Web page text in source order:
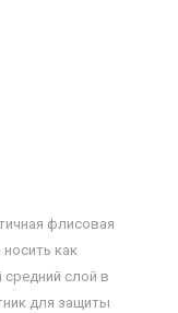
флисовая
как
средний слой в
для защиты